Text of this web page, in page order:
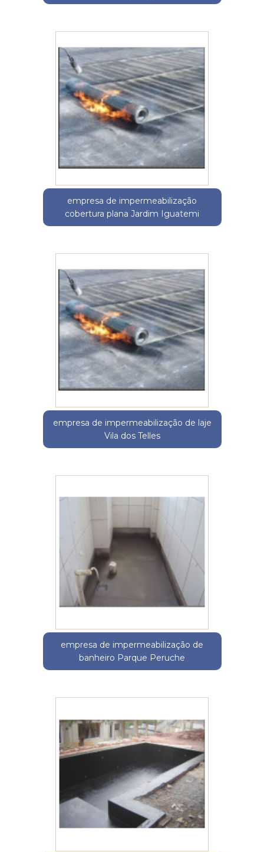
empresa de impermeabilização
cobertura plana Jardim Iguatemi
empresa de impermeabilização de laje
Vila dos Telles
empresa de impermeabilização de
banheiro Parque Peruche